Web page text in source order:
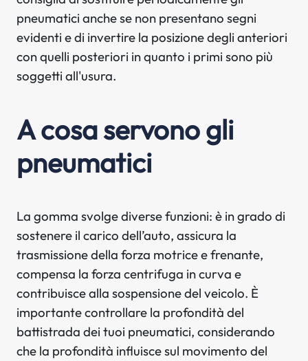
pneumatici anche se non presentano segni
evidenti e di invertire la posizione degli anteriori
con quelli posteriori in quanto i primi sono più
soggetti all'usura.
A cosa servono gli
pneumatici
La gomma svolge diverse funzioni: è in grado di
sostenere il carico dell’auto, assicura la
trasmissione della forza motrice e frenante,
compensa la forza centrifuga in curva e
contribuisce alla sospensione del veicolo. È
importante controllare la profondità del
battistrada dei tuoi pneumatici, considerando
che la profondità influisce sul movimento del